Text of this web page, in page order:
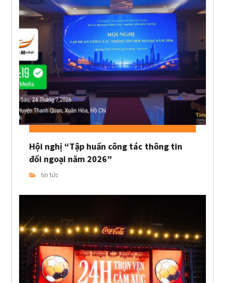
Hội nghị “Tập huấn công tác thông tin
đối ngoại năm 2026”
tin tức